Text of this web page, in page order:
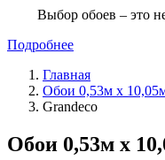
Выбор обоев – это
Подробнее
Главная
Обои 0,53м x
Grandeco
Обои 0,53м x